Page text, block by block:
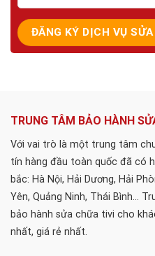
TRUNG TÂM BẢO HÀNH
Với vai trò là một trung tâm
tín hàng đầu toàn quốc đã có
bắc: Hà Nội, Hải Dương, Hải
Yên, Quảng Ninh, Thái Bình...
bảo hành sửa chữa tivi cho
nhất, giá rẻ nhất.